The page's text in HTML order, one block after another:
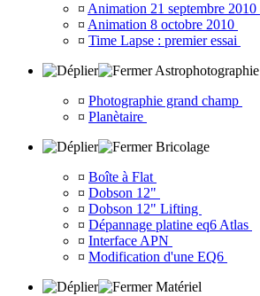
¤ Animation 21 septembre 2010
¤ Animation 8 octobre 2010
¤ Time Lapse : premier essai
Astrophotographie
¤ Photographie grand champ
¤ Planètaire
Bricolage
¤ Boîte à Flat
¤ Dobson 12"
¤ Dobson 12" Lifting
¤ Dépannage platine eq6 Atlas
¤ Interface APN
¤ Modification d'une EQ6
Matériel